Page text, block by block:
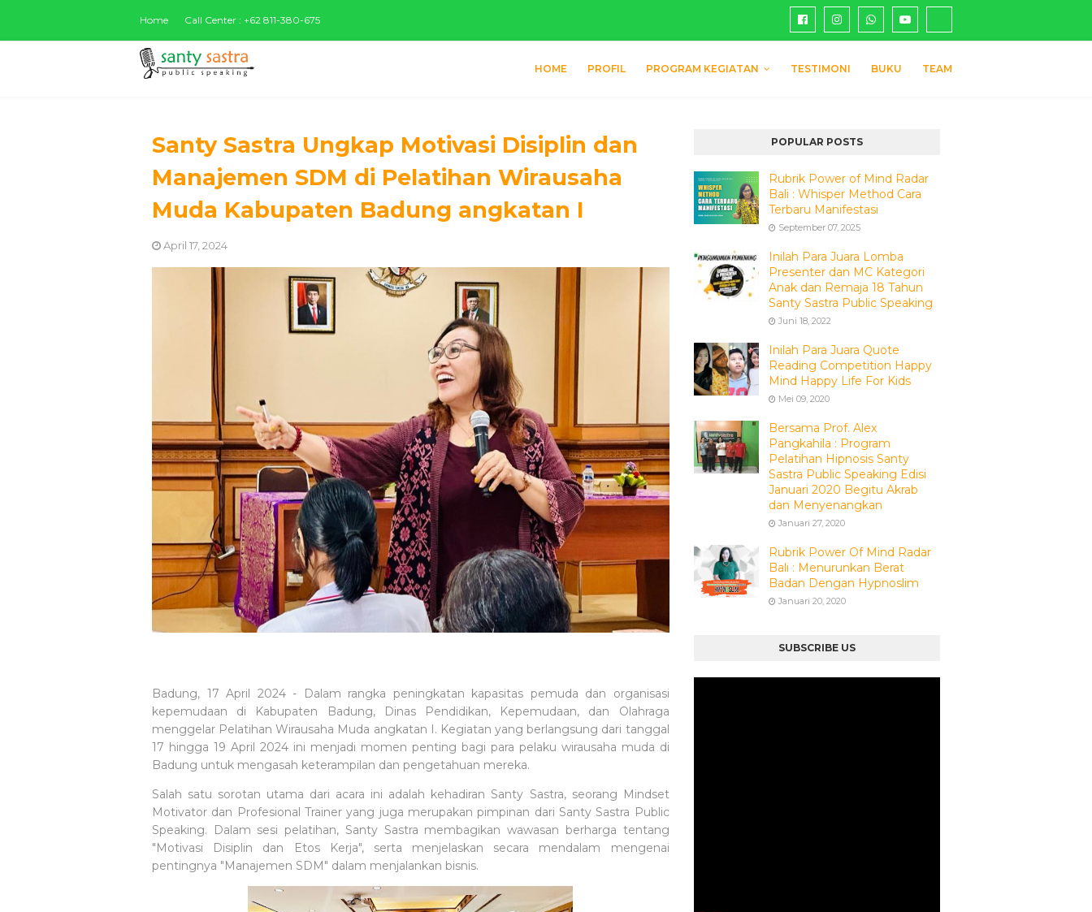
Home Call Center : +62 811-380-675
HOME PROFIL PROGRAM KEGIATAN TESTIMONI BUKU TEAM
Santy Sastra Ungkap Motivasi Disiplin dan
Manajemen SDM di Pelatihan Wirausaha
Muda Kabupaten Badung angkatan I
April 17, 2024
Badung, 17 April 2024 - Dalam rangka peningkatan kapasitas pemuda dan organisasi
kepemudaan di Kabupaten Badung, Dinas Pendidikan, Kepemudaan, dan Olahraga
menggelar Pelatihan Wirausaha Muda angkatan I. Kegiatan yang berlangsung dari tanggal
17 hingga 19 April 2024 ini menjadi momen penting bagi para pelaku wirausaha muda di
Badung untuk mengasah keterampilan dan pengetahuan mereka.
Salah satu sorotan utama dari acara ini adalah kehadiran Santy Sastra, seorang Mindset
Motivator dan Profesional Trainer yang juga merupakan pimpinan dari Santy Sastra Public
Speaking. Dalam sesi pelatihan, Santy Sastra membagikan wawasan berharga tentang
"Motivasi Disiplin dan Etos Kerja", serta menjelaskan secara mendalam mengenai
pentingnya "Manajemen SDM" dalam menjalankan bisnis.
POPULAR POSTS
Rubrik Power of Mind Radar
Bali : Whisper Method Cara
Terbaru Manifestasi
September 07, 2025
Inilah Para Juara Lomba
Presenter dan MC Kategori
Anak dan Remaja 18 Tahun
Santy Sastra Public Speaking
Juni 18, 2022
Inilah Para Juara Quote
Reading Competition Happy
Mind Happy Life For Kids
Mei 09, 2020
Bersama Prof. Alex
Pangkahila : Program
Pelatihan Hipnosis Santy
Sastra Public Speaking Edisi
Januari 2020 Begitu Akrab
dan Menyenangkan
Januari 27, 2020
Rubrik Power Of Mind Radar
Bali : Menurunkan Berat
Badan Dengan Hypnoslim
Januari 20, 2020
SUBSCRIBE US